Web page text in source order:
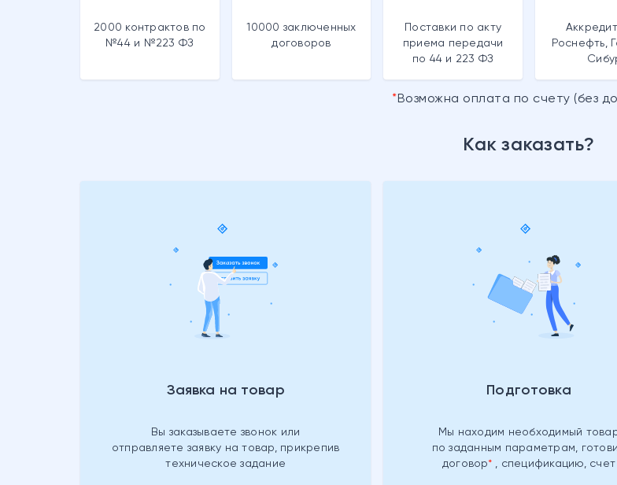
2000 контрактов по
№44 и №223 ФЗ
10000 заключенных
договоров
Поставки по акту
приема передачи
по 44 и 223 ФЗ
Роснефть,
Возможна оплата по счету (без
Как заказать?
Заявка на товар
Вы заказываете звонок или
отправляете заявку на товар, прикрепив
техническое задание
Подготовка
Мы находим необходимый
по заданным параметрам,
договор , спецификацию, счет